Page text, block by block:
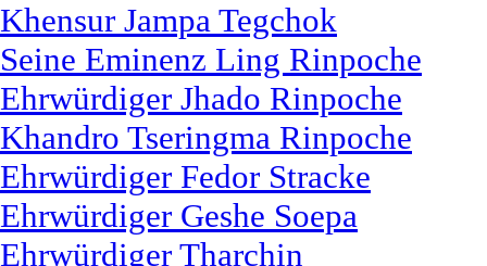
Khensur Jampa Tegchok
Seine Eminenz Ling Rinpoche
Ehrwürdiger Jhado Rinpoche
Khandro Tseringma Rinpoche
Ehrwürdiger Fedor Stracke
Ehrwürdiger Geshe Soepa
Ehrwürdiger Tharchin